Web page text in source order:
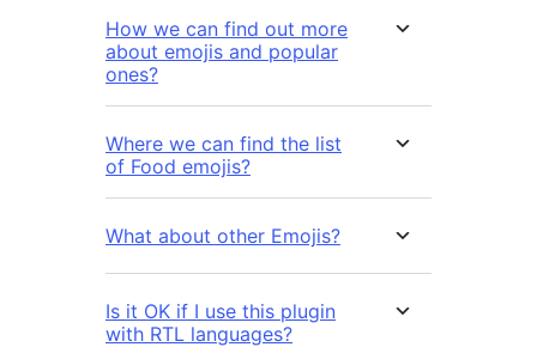
How we can find out more
about emojis and popular
ones?
Where we can find the list
of Food emojis?
What about other Emojis?
Is it OK if I use this plugin
with RTL languages?